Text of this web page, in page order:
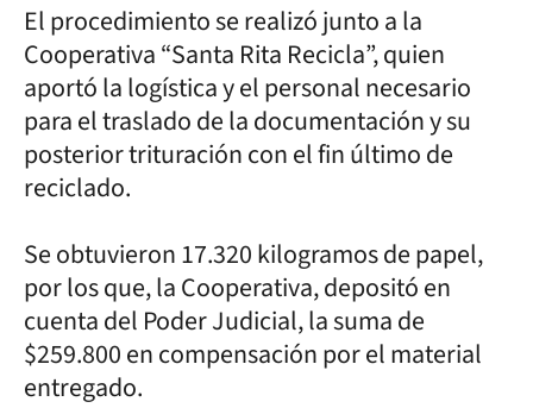
El procedimiento se realizó junto a la
Cooperativa “Santa Rita Recicla”, quien
aportó la logística y el personal necesario
para el traslado de la documentación y su
posterior trituración con el fin último de
reciclado.
Se obtuvieron 17.320 kilogramos de papel,
por los que, la Cooperativa, depositó en
cuenta del Poder Judicial, la suma de
$259.800 en compensación por el material
entregado.